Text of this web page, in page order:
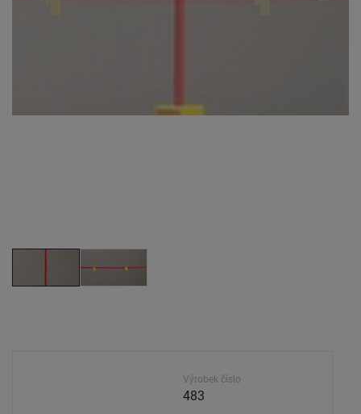
Výrobek číslo
483